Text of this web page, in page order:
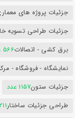
جزئیات پروژه های
جزئیات طراحی تسویه
برق کشی - اتصالات566 عدد
نمایشگاه - فروشگاه -
جزئیات ستون1157 عدد
طراحی جزئیات ساختار